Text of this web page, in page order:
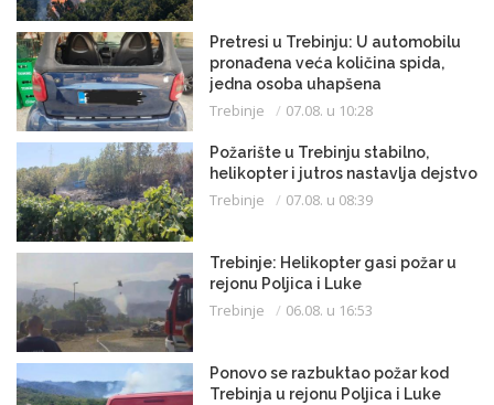
Pretresi u Trebinju: U automobilu
pronađena veća količina spida,
jedna osoba uhapšena
Trebinje 07.08. u 10:28
Požarište u Trebinju stabilno,
helikopter i jutros nastavlja dejstvo
Trebinje 07.08. u 08:39
Trebinje: Helikopter gasi požar u
rejonu Poljica i Luke
Trebinje 06.08. u 16:53
Ponovo se razbuktao požar kod
Trebinja u rejonu Poljica i Luke